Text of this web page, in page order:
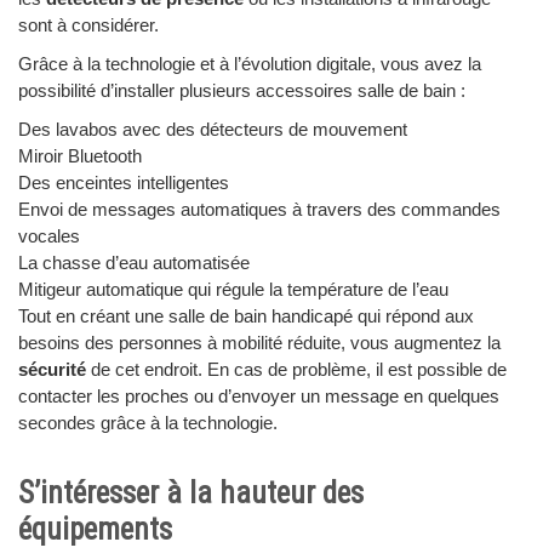
sont à considérer.
Grâce à la technologie et à l’évolution digitale, vous avez la
possibilité d’installer plusieurs accessoires salle de bain :
Des lavabos avec des détecteurs de mouvement
Miroir Bluetooth
Des enceintes intelligentes
Envoi de messages automatiques à travers des commandes
vocales
La chasse d’eau automatisée
Mitigeur automatique qui régule la température de l’eau
Tout en créant une salle de bain handicapé qui répond aux
besoins des personnes à mobilité réduite, vous augmentez la
sécurité de cet endroit. En cas de problème, il est possible de
contacter les proches ou d’envoyer un message en quelques
secondes grâce à la technologie.
S’intéresser à la hauteur des
équipements